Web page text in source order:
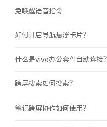
免唤醒语音指令
如何开启导航悬浮卡片？
什么是vivo办公套件自动连接？
跨屏搜索如何搜索？
笔记跨屏协作如何使用？